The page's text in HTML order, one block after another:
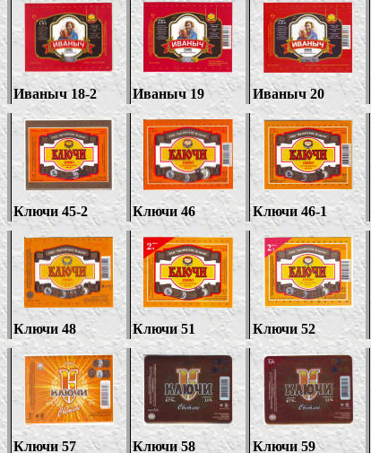
Иваныч 18-2 Иваныч 19 Иваныч 20
Ключи 45-2 Ключи 46 Ключи 46-1
Ключи 48 Ключи 51 Ключи 52
Ключи 57 Ключи 58 Ключи 59